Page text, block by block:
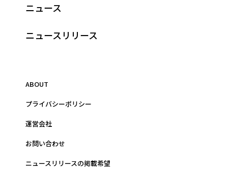
ニュース
ニュースリリース
ABOUT
プライバシーポリシー
運営会社
お問い合わせ
ニュースリリースの掲載希望